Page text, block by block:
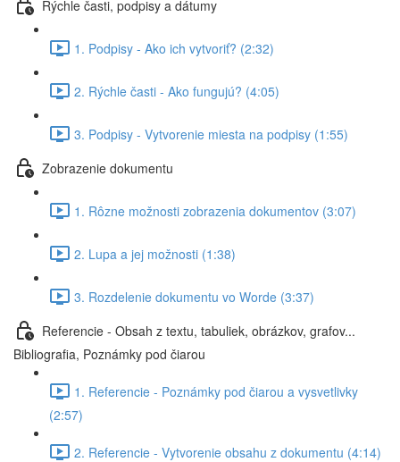
Rýchle časti, podpisy a dátumy
1. Podpisy - Ako ich vytvoriť? (2:32)
2. Rýchle časti - Ako fungujú? (4:05)
3. Podpisy - Vytvorenie miesta na podpisy (1:55)
Zobrazenie dokumentu
1. Rôzne možnosti zobrazenia dokumentov (3:07)
2. Lupa a jej možnosti (1:38)
3. Rozdelenie dokumentu vo Worde (3:37)
Referencie - Obsah z textu, tabuliek, obrázkov, grafov...
Bibliografia, Poznámky pod čiarou
1. Referencie - Poznámky pod čiarou a vysvetlivky
(2:57)
2. Referencie - Vytvorenie obsahu z dokumentu (4:14)